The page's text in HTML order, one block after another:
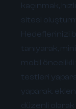
kaçınmak,
sitesi
Hedeflerinizi
tanıyarak,
mobil öncelikli
testleri
yaparak,
düzenli